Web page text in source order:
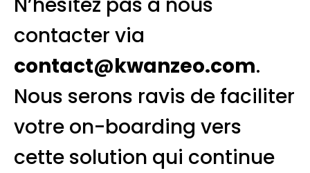
contacter via
contact@kwanzeo.com.
Nous serons ravis de faciliter
votre on-boarding vers
cette solution qui continue